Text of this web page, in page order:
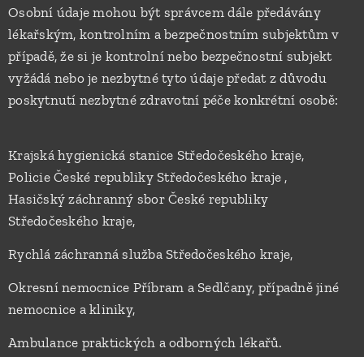
Osobní údaje mohou být správcem dále předávány
lékařským, kontrolním a bezpečnostním subjektům v
případě, že si je kontrolní nebo bezpečnostní subjekt
vyžádá nebo je nezbytné tyto údaje předat z důvodu
poskytnutí nezbytné zdravotní péče konkrétní osobě:
Krajská hygienická stanice Středočeského kraje,
Policie České republiky Středočeského kraje ,
Hasičský záchranný sbor České republiky
Středočeského kraje,
Rychlá záchranná služba Středočeského kraje,
Okresní nemocnice Příbram a Sedlčany, případně jiné
nemocnice a kliniky,
Ambulance praktických a odborných lékařů.